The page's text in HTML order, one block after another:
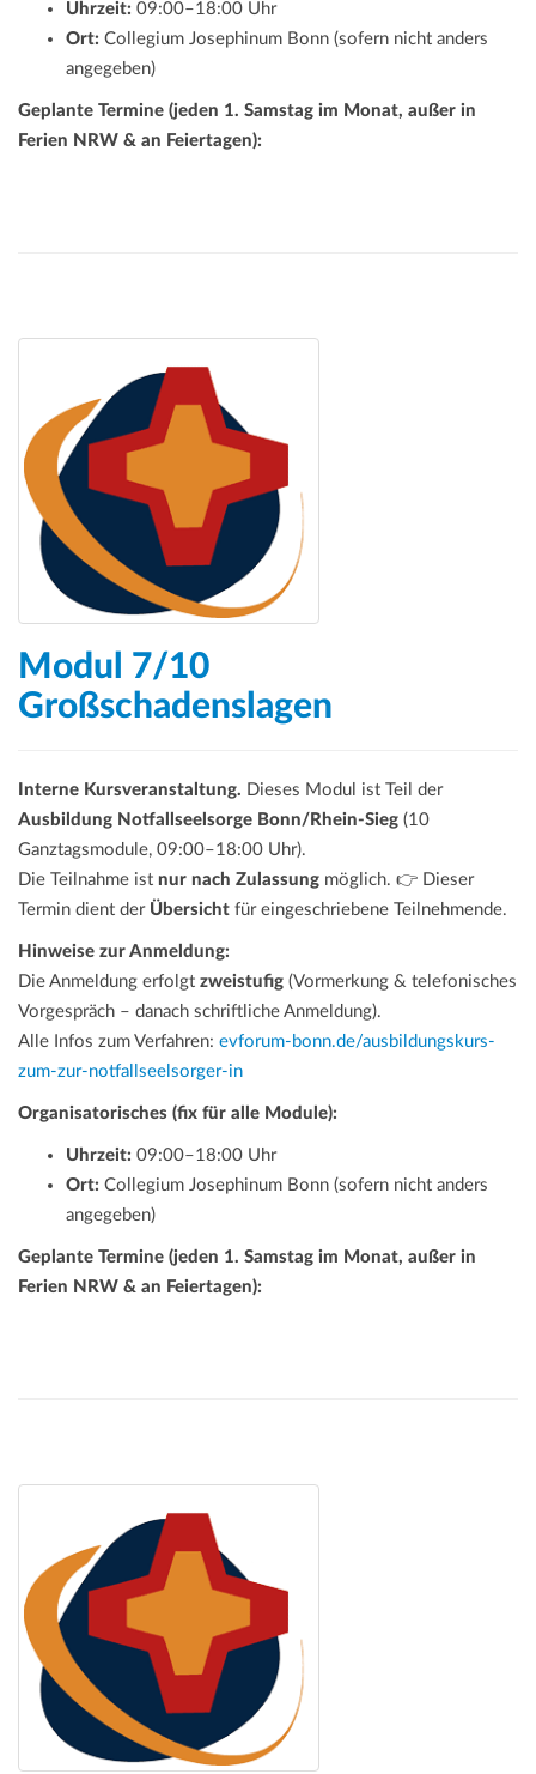
Uhrzeit: 09:00–18:00 Uhr
Ort: Collegium Josephinum Bonn (sofern nicht anders
angegeben)
Geplante Termine (jeden 1. Samstag im Monat, außer in
Ferien NRW & an Feiertagen):
Modul 7/10
Großschadenslagen
Interne Kursveranstaltung. Dieses Modul ist Teil der
Ausbildung Notfallseelsorge Bonn/Rhein-Sieg (10
Ganztagsmodule, 09:00–18:00 Uhr).
Die Teilnahme ist nur nach Zulassung möglich. 👉 Dieser
Termin dient der Übersicht für eingeschriebene Teilnehmende.
Hinweise zur Anmeldung:
Die Anmeldung erfolgt zweistufig (Vormerkung & telefonisches
Vorgespräch – danach schriftliche Anmeldung).
Alle Infos zum Verfahren: evforum-bonn.de/ausbildungskurs-
zum-zur-notfallseelsorger-in
Organisatorisches (fix für alle Module):
Uhrzeit: 09:00–18:00 Uhr
Ort: Collegium Josephinum Bonn (sofern nicht anders
angegeben)
Geplante Termine (jeden 1. Samstag im Monat, außer in
Ferien NRW & an Feiertagen):